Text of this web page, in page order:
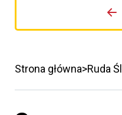
porzpedniego komunikatu
Strona główna Ruda